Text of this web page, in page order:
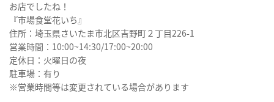
お店でしたね！
『市場食堂花いち』
住所：埼玉県さいたま市北区吉野町２丁目226-1
営業時間：10:00~14:30/17:00~20:00
定休日：火曜日の夜
駐車場：有り
※営業時間等は変更されている場合があります